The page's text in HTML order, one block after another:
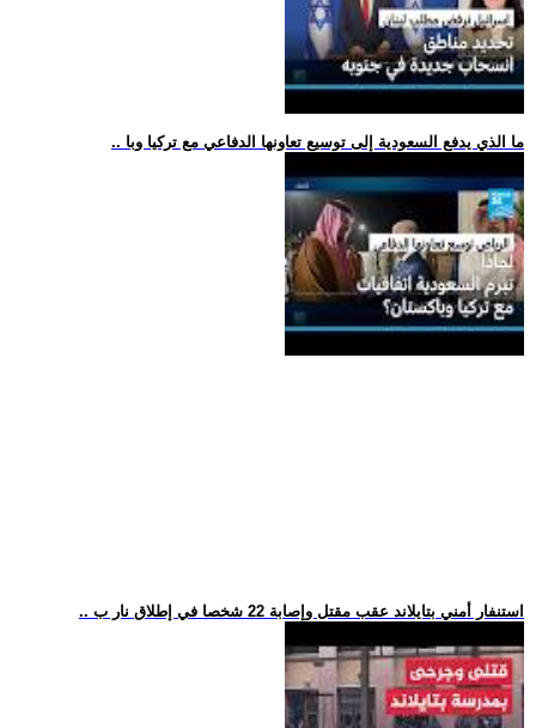
.. ما الذي يدفع السعودية إلى توسيع تعاونها الدفاعي مع تركيا وبا
.. استنفار أمني بتايلاند عقب مقتل وإصابة 22 شخصا في إطلاق نار ب